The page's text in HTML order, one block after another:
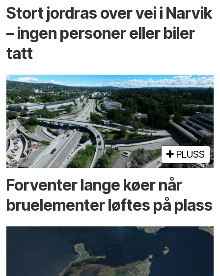
Stort jordras over vei i Narvik
– ingen personer eller biler
tatt
PLUSS
Forventer lange køer når
bru­elementer løftes på plass